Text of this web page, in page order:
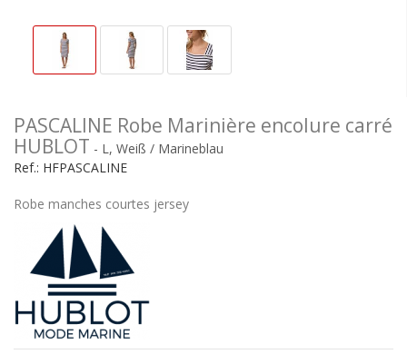
PASCALINE Robe Marinière encolure carré
HUBLOT - L, Weiß / Marineblau
Ref.: HFPASCALINE
Robe manches courtes jersey